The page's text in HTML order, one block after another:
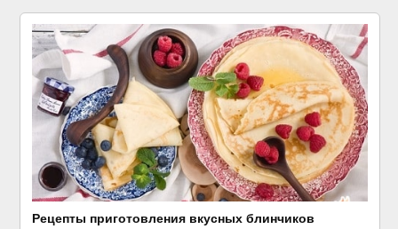
Рецепты приготовления вкусных блинчиков